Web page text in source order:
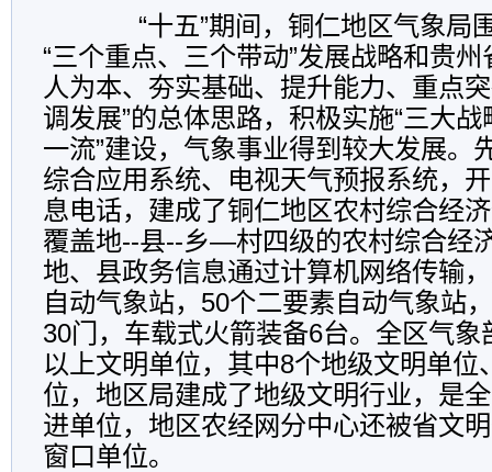
“十五”期间，铜仁地区气象局
“三个重点、三个带动”发展战略和贵
人为本、夯实基础、提升能力、重点
调发展”的总体思路，积极实施“三大战
一流”建设，气象事业得到较大发展。
综合应用系统、电视天气预报系统，
息电话，建成了铜仁地区农村综合经
覆盖地--县--乡—村四级的农村综合经
地、县政务信息通过计算机网络传输
自动气象站，50个二要素自动气象站
30门，车载式火箭装备6台。全区气象
以上文明单位，其中8个地级文明单位
位，地区局建成了地级文明行业，是
进单位，地区农经网分中心还被省文
窗口单位。